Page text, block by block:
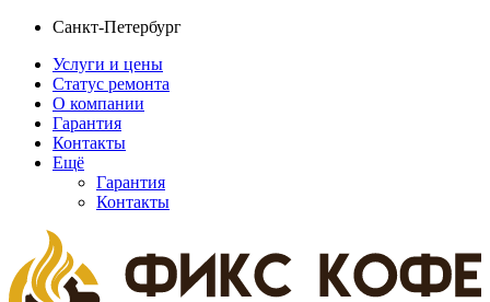
Санкт-Петербург
Услуги и цены
Статус ремонта
О компании
Гарантия
Контакты
Ещё
Гарантия
Контакты